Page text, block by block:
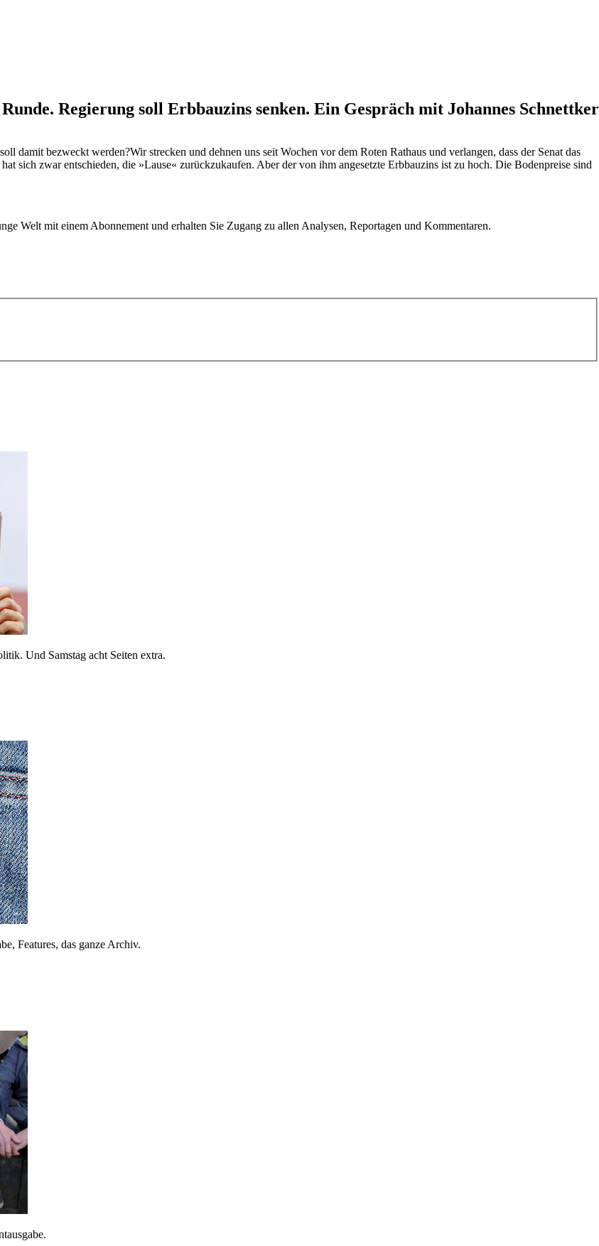
Regierung soll Erbbauzins senken. Ein Gespräch mit Johannes Schnettker
damit bezweckt werden?Wir strecken und dehnen uns seit Wochen vor dem Roten Rathaus und verlangen, dass der Senat das
sich zwar entschieden, die »Lause« zurückzukaufen. Aber der von ihm angesetzte Erbbauzins ist zu hoch. Die Bodenpreise sind
Welt mit einem Abonnement und erhalten Sie Zugang zu allen Analysen, Reportagen und Kommentaren.
Und Samstag acht Seiten extra.
Features, das ganze Archiv.